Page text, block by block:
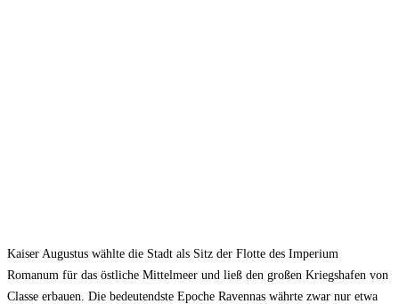
Kaiser Augustus wählte die Stadt als Sitz der Flotte des Imperium
Romanum für das östliche Mittelmeer und ließ den großen Kriegshafen von
Classe erbauen. Die bedeutendste Epoche Ravennas währte zwar nur etwa